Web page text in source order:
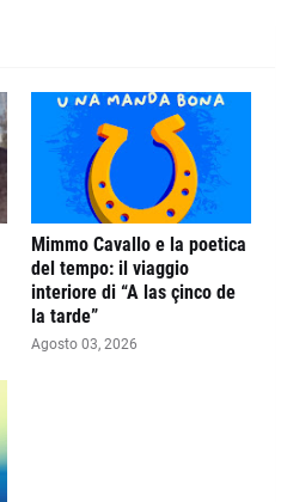
Mimmo Cavallo e la poetica
del tempo: il viaggio
interiore di “A las çinco de
la tarde”
Agosto 03, 2026